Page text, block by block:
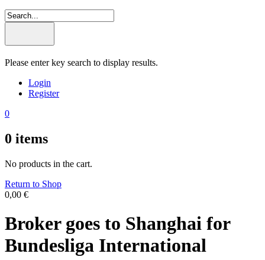
Please enter key search to display results.
Login
Register
0
0 items
No products in the cart.
Return to Shop
0,00 €
Broker goes to Shanghai for
Bundesliga International